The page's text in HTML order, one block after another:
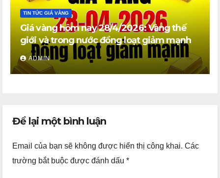
TIN TỨC GIÁ VÀNG
Giá vàng hôm nay 28/4/2026: Vàng thế
giới và trong nước đồng loạt giảm mạnh
ADMIN
Để lại một bình luận
Email của bạn sẽ không được hiển thị công khai. Các
trường bắt buộc được đánh dấu *